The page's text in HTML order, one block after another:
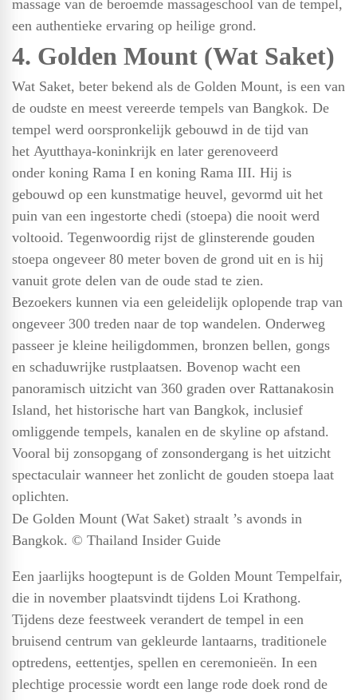
massage van de beroemde massageschool van de tempel,
een authentieke ervaring op heilige grond.
4. Golden Mount (Wat Saket)
Wat Saket, beter bekend als de Golden Mount, is een van
de oudste en meest vereerde tempels van Bangkok. De
tempel werd oorspronkelijk gebouwd in de tijd van
het Ayutthaya-koninkrijk en later gerenoveerd
onder koning Rama I en koning Rama III. Hij is
gebouwd op een kunstmatige heuvel, gevormd uit het
puin van een ingestorte chedi (stoepa) die nooit werd
voltooid. Tegenwoordig rijst de glinsterende gouden
stoepa ongeveer 80 meter boven de grond uit en is hij
vanuit grote delen van de oude stad te zien.
Bezoekers kunnen via een geleidelijk oplopende trap van
ongeveer 300 treden naar de top wandelen. Onderweg
passeer je kleine heiligdommen, bronzen bellen, gongs
en schaduwrijke rustplaatsen. Bovenop wacht een
panoramisch uitzicht van 360 graden over Rattanakosin
Island, het historische hart van Bangkok, inclusief
omliggende tempels, kanalen en de skyline op afstand.
Vooral bij zonsopgang of zonsondergang is het uitzicht
spectaculair wanneer het zonlicht de gouden stoepa laat
oplichten.
De Golden Mount (Wat Saket) straalt ’s avonds in
Bangkok. © Thailand Insider Guide
Een jaarlijks hoogtepunt is de Golden Mount Tempelfair,
die in november plaatsvindt tijdens Loi Krathong.
Tijdens deze feestweek verandert de tempel in een
bruisend centrum van gekleurde lantaarns, traditionele
optredens, eettentjes, spellen en ceremonieën. In een
plechtige processie wordt een lange rode doek rond de